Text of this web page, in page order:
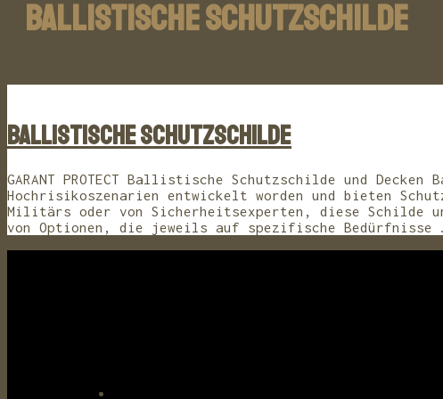
BALLISTISCHE SCHUTZSCHILDE
Ballistische Schutzschilde
GARANT PROTECT Ballistische Schutzschilde und
Hochrisikoszenarien entwickelt worden und bieten
Militärs oder von Sicherheitsexperten, diese Schilde
von Optionen, die jeweils auf spezifische Bedürfnisse